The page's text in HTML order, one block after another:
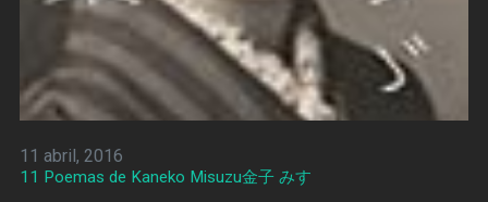
11 abril, 2016
11 Poemas de Kaneko Misuzu金子 みすゞ